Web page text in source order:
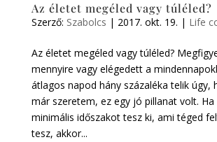
Az életet megéled vagy túléled?
Szerző: Szabolcs | 2017. okt. 19. | Life
Az életet megéled vagy túléled?
mennyire vagy elégedett a
átlagos napod hány százaléka telik úgy,
már szeretem, ez egy jó pillanat volt. Ha
minimális időszakot tesz ki, ami téged
tesz, akkor...